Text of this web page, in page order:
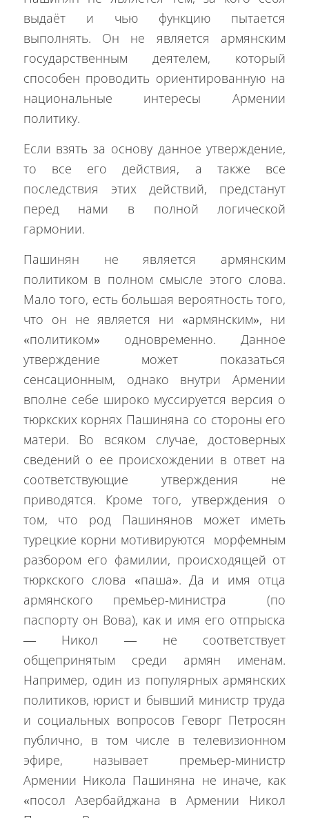
выдаёт и чью функцию пытается
выполнять. Он не является армянским
государственным деятелем, который
способен проводить ориентированную на
национальные интересы Армении
политику.
Если взять за основу данное утверждение,
то все его действия, а также все
последствия этих действий, предстанут
перед нами в полной логической
гармонии.
Пашинян не является армянским
политиком в полном смысле этого слова.
Мало того, есть большая вероятность того,
что он не является ни «армянским», ни
«политиком» одновременно. Данное
утверждение может показаться
сенсационным, однако внутри Армении
вполне себе широко муссируется версия о
тюркских корнях Пашиняна со стороны его
матери. Во всяком случае, достоверных
сведений о ее происхождении в ответ на
соответствующие утверждения не
приводятся. Кроме того, утверждения о
том, что род Пашинянов может иметь
турецкие корни мотивируются морфемным
разбором его фамилии, происходящей от
тюркского слова «паша». Да и имя отца
армянского премьер-министра (по
паспорту он Вова), как и имя его отпрыска
— Никол — не соответствует
общепринятым среди армян именам.
Например, один из популярных армянских
политиков, юрист и бывший министр труда
и социальных вопросов Геворг Петросян
публично, в том числе в телевизионном
эфире, называет премьер-министр
Армении Никола Пашиняна не иначе, как
«посол Азербайджана в Армении Никол